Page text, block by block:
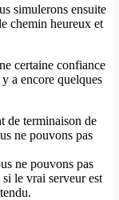
simulerons ensuite
chemin heureux et
certaine confiance
a encore quelques
de terminaison de
ne pouvons pas
ne pouvons pas
le vrai serveur est